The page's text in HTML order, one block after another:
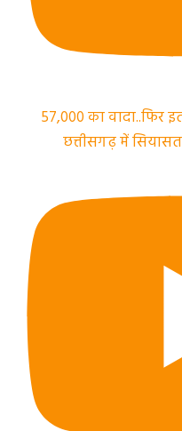
57,000 का वादा..फिर
छत्तीसगढ़ में